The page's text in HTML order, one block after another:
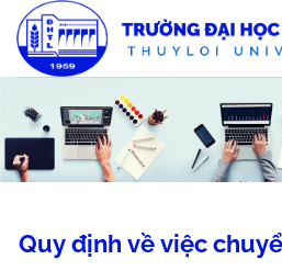
qua
nội
Quy định về việc